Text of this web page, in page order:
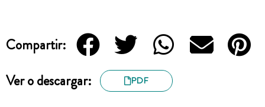
Compartir:
Ver o descargar:
PDF